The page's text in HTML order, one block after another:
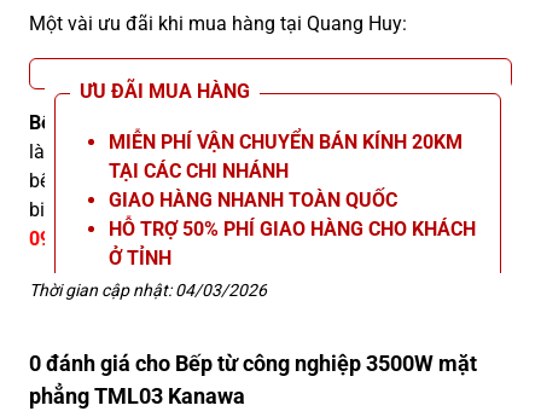
Một vài ưu đãi khi mua hàng tại Quang Huy:
ƯU ĐÃI MUA HÀNG
MIỄN PHÍ VẬN CHUYỂN BÁN KÍNH 20KM
TẠI CÁC CHI NHÁNH
GIAO HÀNG NHANH TOÀN QUỐC
HỖ TRỢ 50% PHÍ GIAO HÀNG CHO KHÁCH
Ở TỈNH
TẶNG KÈM VOUCHER MUA HÀNG TRỊ GIÁ
HỖ TRỢ BẢO DƯỠNG, SỬA CHỮA TRỌN
ĐỜI
Bếp từ công nghiệp 3500W mặt phẳng TML03 Kanawa
là lựa chọn gọn gàng, đa năng, phù hợp nhiều mô hình
bếp nhờ nấu nhanh, dễ vệ sinh và vận hành ổn định. Để
biết thêm thông tin chi tiết, vui lòng liên hệ Hotline
09666.23.666 .
Thời gian cập nhật: 04/03/2026
0 đánh giá cho Bếp từ công nghiệp 3500W mặt
phẳng TML03 Kanawa